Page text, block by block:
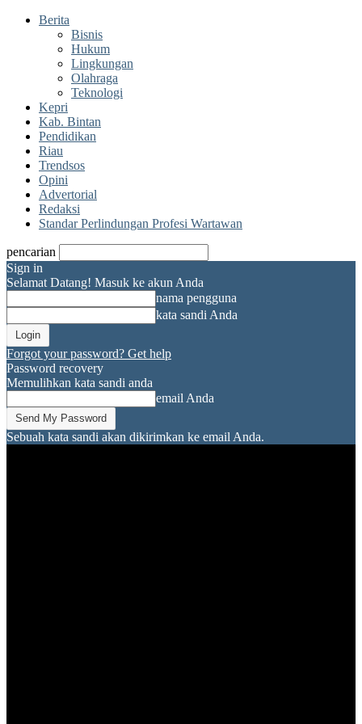
Berita
Bisnis
Hukum
Lingkungan
Olahraga
Teknologi
Kepri
Kab. Bintan
Pendidikan
Riau
Trendsos
Opini
Advertorial
Redaksi
Standar Perlindungan Profesi Wartawan
pencarian
Sign in
Selamat Datang! Masuk ke akun Anda
nama pengguna
kata sandi Anda
Forgot your password? Get help
Password recovery
Memulihkan kata sandi anda
email Anda
Sebuah kata sandi akan dikirimkan ke email Anda.